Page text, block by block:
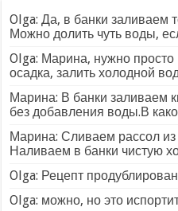
Olga: Да, в банки заливаем
Можно долить чуть воды,
Olga: Марина, нужно просто
осадка, залить холодной
Марина: В банки заливаем
без добавления воды.В
Марина: Сливаем рассол из
Наливаем в банки чистую
Olga: Рецепт
Olga: можно, но это